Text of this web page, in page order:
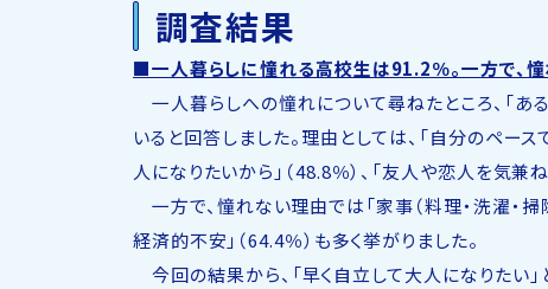
調査結果
■一人暮らしに憧れる高校生は91.2％。一方で、憧
一人暮らしへの憧れについて尋ねたところ、「あ
いると回答しました。理由としては、「自分のペー
人になりたいから」（48.8％）、「友人や恋人を気兼
一方で、憧れない理由では「家事（料理・洗濯・掃
経済的不安」（64.4％）も多く挙がりました。
今回の結果から、「早く自立して大人になりたい